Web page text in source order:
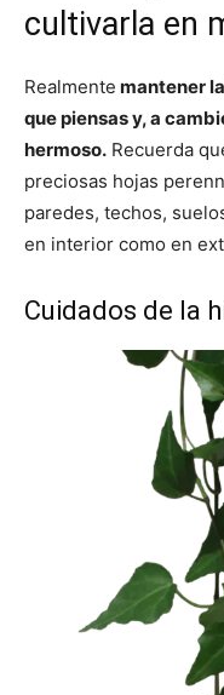
cultivarla en
Realmente mantener
que piensas y, a
hermoso. Recuerda
preciosas hojas
paredes, techos,
en interior como en
Cuidados de la